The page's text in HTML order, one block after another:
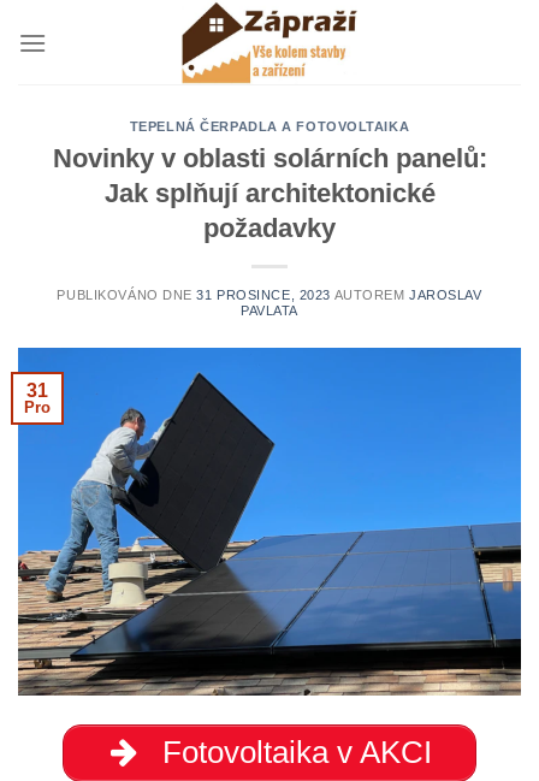
TEPELNÁ ČERPADLA A FOTOVOLTAIKA
Novinky v oblasti solárních panelů:
Jak splňují architektonické
požadavky
PUBLIKOVÁNO DNE31 PROSINCE, 2023 AUTOREMJAROSLAV
PAVLATA
31
Pro
Fotovoltaika v AKCI